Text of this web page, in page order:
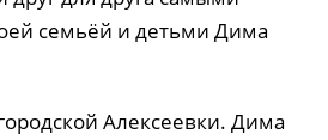
семьёй и детьми Дима
Алексеевки. Дима